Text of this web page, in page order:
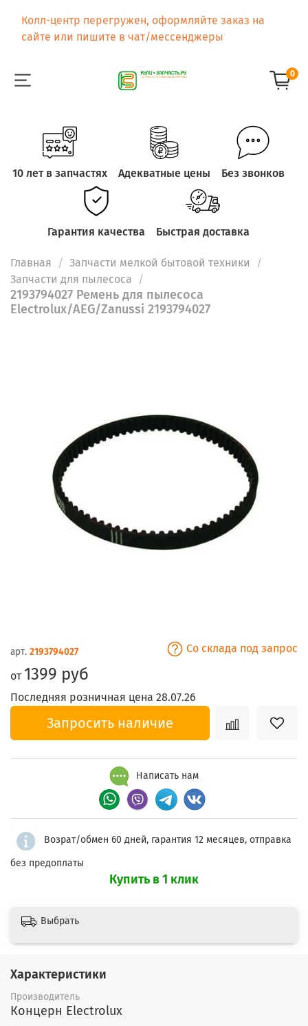
Колл-центр перегружен, оформляйте заказ на
сайте или пишите в чат/мессенджеры
0
10 лет в запчастях Адекватные цены Без звонков
Гарантия качества Быстрая доставка
Главная
Запчасти мелкой бытовой техники
Запчасти для пылесоса
2193794027 Ремень для пылесоса
Electrolux/AEG/Zanussi 2193794027
арт. 2193794027 Со склада под запрос
от 1399 руб
Последняя розничная цена 28.07.26
Запросить наличие
Написать нам
Возрат/обмен 60 дней, гарантия 12 месяцев, отправка
без предоплаты
Купить в 1 клик
Выбрать
Характеристики
Производитель
Концерн Electrolux